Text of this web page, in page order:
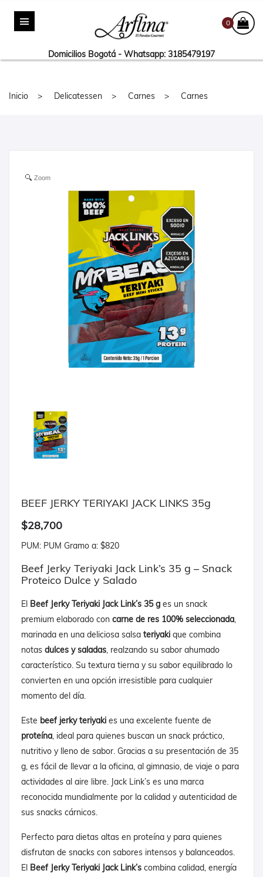
0
Domicilios Bogotá - Whatsapp: 3185479197
Inicio Delicatessen Carnes Carnes
Zoom
BEEF JERKY TERIYAKI JACK LINKS 35g
$28,700
PUM: PUM Gramo a: $820
Beef Jerky Teriyaki Jack Link’s 35 g – Snack
Proteico Dulce y Salado
El Beef Jerky Teriyaki Jack Link’s 35 g es un snack
premium elaborado con carne de res 100% seleccionada,
marinada en una deliciosa salsa teriyaki que combina
notas dulces y saladas, realzando su sabor ahumado
característico. Su textura tierna y su sabor equilibrado lo
convierten en una opción irresistible para cualquier
momento del día.
Este beef jerky teriyaki es una excelente fuente de
proteína, ideal para quienes buscan un snack práctico,
nutritivo y lleno de sabor. Gracias a su presentación de 35
g, es fácil de llevar a la oficina, al gimnasio, de viaje o para
actividades al aire libre. Jack Link’s es una marca
reconocida mundialmente por la calidad y autenticidad de
sus snacks cárnicos.
Perfecto para dietas altas en proteína y para quienes
disfrutan de snacks con sabores intensos y balanceados.
El Beef Jerky Teriyaki Jack Link’s combina calidad, energía